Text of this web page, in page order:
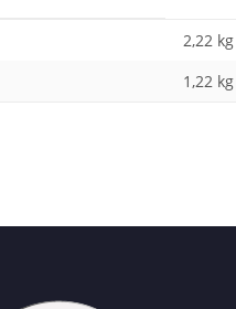
2,22 kg
1,22 kg